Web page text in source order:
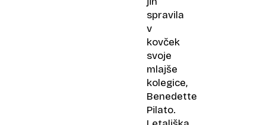
spravila
v
kovček
svoje
mlajše
kolegice,
Benedette
Pilato.